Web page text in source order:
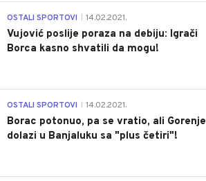
OSTALI SPORTOVI 14.02.2021.
Vujović poslije poraza na debiju: Igrači
Borca kasno shvatili da mogu!
OSTALI SPORTOVI 14.02.2021.
Borac potonuo, pa se vratio, ali Gorenje
dolazi u Banjaluku sa "plus četiri"!